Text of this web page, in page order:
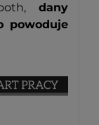
dany
powoduje